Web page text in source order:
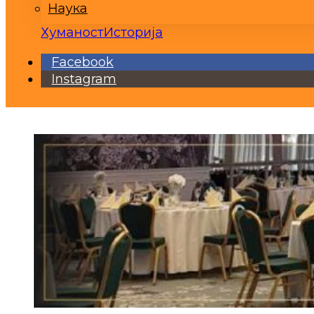
Наука
ХуманостИсторија
Facebook
Instagram